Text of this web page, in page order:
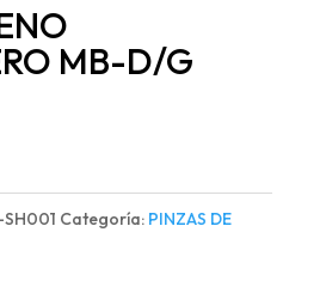
MB-D/G
Categoría: PINZAS DE